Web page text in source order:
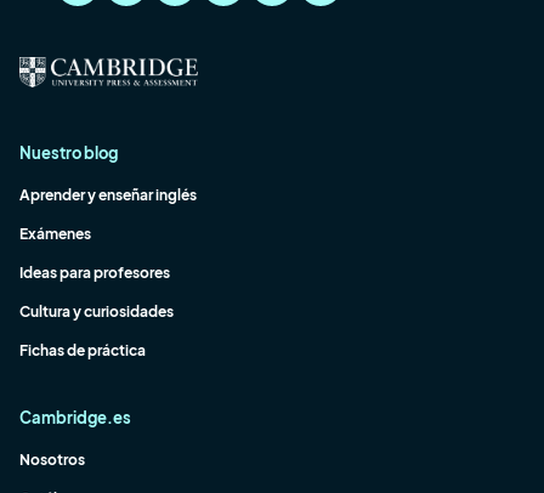
Nuestro blog
Aprender y enseñar inglés
Exámenes
Ideas para profesores
Cultura y curiosidades
Fichas de práctica
Cambridge.es
Nosotros